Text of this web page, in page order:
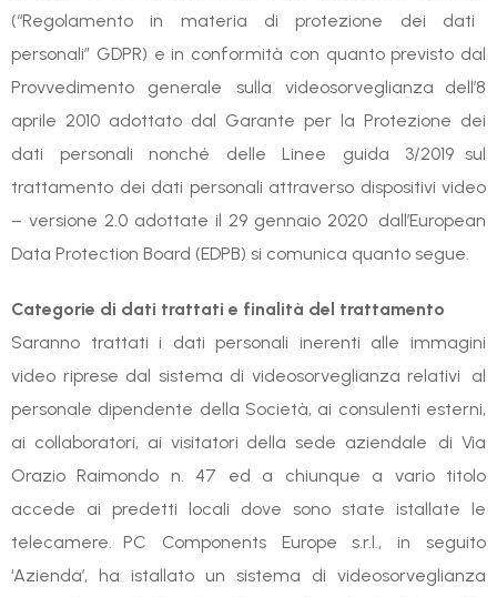
(“Regolamento in materia di protezione dei dati
personali” GDPR) e in conformità con quanto previsto dal
Provvedimento generale sulla videosorveglianza dell’8
aprile 2010 adottato dal Garante per la Protezione dei
dati personali nonché delle Linee guida 3/2019 sul
trattamento dei dati personali attraverso dispositivi video
– versione 2.0 adottate il 29 gennaio 2020 dall’European
Data Protection Board (EDPB) si comunica quanto segue.
Categorie di dati trattati e finalità del trattamento
Saranno trattati i dati personali inerenti alle immagini
video riprese dal sistema di videosorveglianza relativi al
personale dipendente della Società, ai consulenti esterni,
ai collaboratori, ai visitatori della sede aziendale di Via
Orazio Raimondo n. 47 ed a chiunque a vario titolo
accede ai predetti locali dove sono state istallate le
telecamere. PC Components Europe s.r.l., in seguito
‘Azienda’, ha istallato un sistema di videosorveglianza